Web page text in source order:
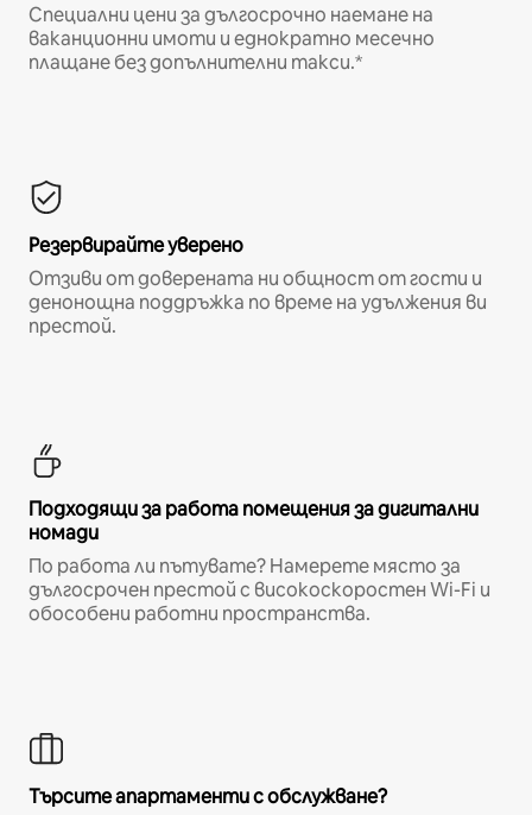
Специални цени за дългосрочно наемане на
ваканционни имоти и еднократно месечно
плащане без допълнителни такси.*
Резервирайте уверено
Отзиви от доверената ни общност от гости и
денонощна поддръжка по време на удължения ви
престой.
Подходящи за работа помещения за дигитални
номади
По работа ли пътувате? Намерете място за
дългосрочен престой с високоскоростен Wi-Fi и
обособени работни пространства.
Търсите апартаменти с обслужване?